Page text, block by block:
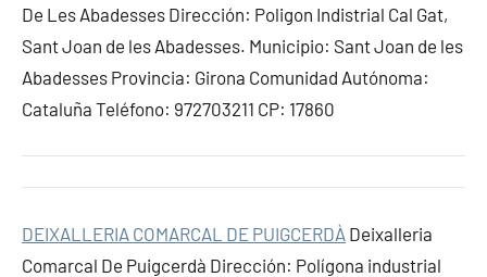
De Les Abadesses Dirección: Poligon Indistrial Cal Gat,
Sant Joan de les Abadesses. Municipio: Sant Joan de les
Abadesses Provincia: Girona Comunidad Autónoma:
Cataluña Teléfono: 972703211 CP: 17860
DEIXALLERIA COMARCAL DE PUIGCERDÀ Deixalleria
Comarcal De Puigcerdà Dirección: Polígona industrial